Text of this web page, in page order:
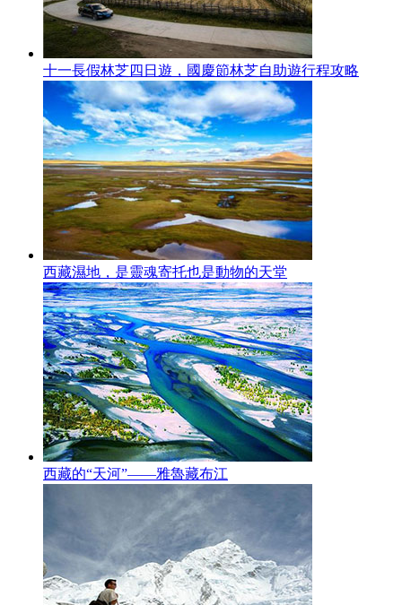
十一長假林芝四日遊，國慶節林芝自助遊行程攻略
西藏濕地，是靈魂寄托也是動物的天堂
西藏的“天河”——雅魯藏布江